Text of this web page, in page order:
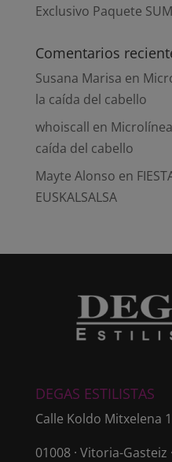
Exclusivo Paquete
Comentarios
Susana Marisa en
la caída del cabello
whoiscall en
caída del cabello
Mayte Alonso en
EUSKALSALSA
DEGAS ESTILISTAS
Calle Koldo Mitxelena
01008 · Vitoria-Gasteiz